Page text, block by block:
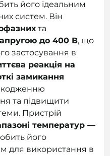
його ідеальним
систем. Він
та
до 400 В, що
застосування в
реакція на
замикання
та підвищити
Пристрій
температур —
його
для використання в